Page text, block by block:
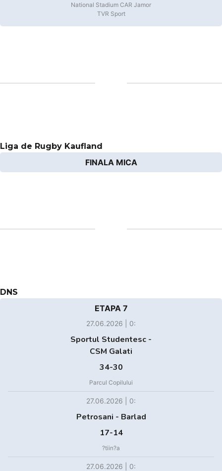
National Stadium CAR Jamor
TVR Sport
Liga de Rugby Kaufland
FINALA MICA
DNS
ETAPA 7
27.06.2026 | 0:
Sportul Studentesc -
CSM Galati
34-30
Parcul Copilului
27.06.2026 | 0:
Petrosani - Barlad
17-14
?tiin?a
27.06.2026 | 0: